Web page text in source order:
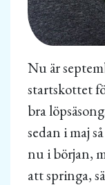
Nu är
startskottet
bra
sedan i maj
nu i början,
att springa,